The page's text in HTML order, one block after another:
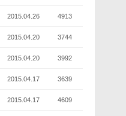
2015.04.26 4913
2015.04.20 3744
2015.04.20 3992
2015.04.17 3639
2015.04.17 4609